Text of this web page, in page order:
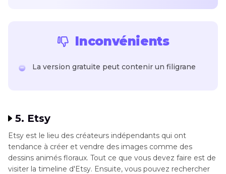
Inconvénients
La version gratuite peut contenir un filigrane
5. Etsy
Etsy est le lieu des créateurs indépendants qui ont
tendance à créer et vendre des images comme des
dessins animés floraux. Tout ce que vous devez faire est de
visiter la timeline d'Etsy. Ensuite, vous pouvez rechercher